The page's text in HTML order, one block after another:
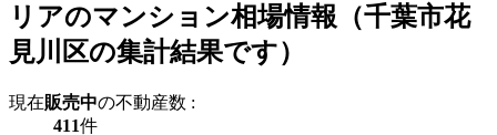
リアのマンション相場情報（千葉市花
見川区の集計結果です）
現在販売中の不動産数 :
411件